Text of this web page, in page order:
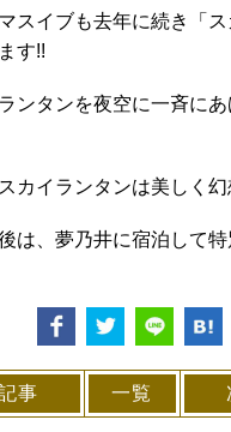
スイブも去年に続き「
す!!
ンタンを夜空に一斉に
カイランタンは美しく幻
は、夢乃井に宿泊して特
事 一覧